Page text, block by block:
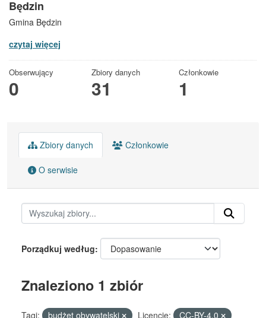
Będzin
Gmina Będzin
czytaj więcej
Obserwujący
0
Zbiory danych
31
Członkowie
1
Zbiory danych Członkowie
O serwisie
Porządkuj według
Znaleziono 1 zbiór
Tagi: budżet obywatelski Licencje:
CC-BY-4.0